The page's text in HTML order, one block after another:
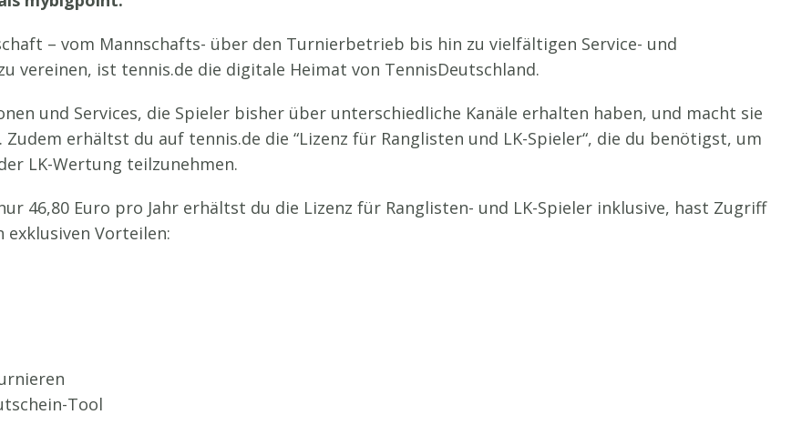
– vom Mannschafts- über den Turnierbetrieb bis hin zu vielfältigen Service- und
vereinen, ist tennis.de die digitale Heimat von TennisDeutschland.
und Services, die Spieler bisher über unterschiedliche Kanäle erhalten haben, und macht sie
erhältst du auf tennis.de die “Lizenz für Ranglisten und LK-Spieler“, die du benötigst, um
LK-Wertung teilzunehmen.
46,80 Euro pro Jahr erhältst du die Lizenz für Ranglisten- und LK-Spieler inklusive, hast Zugriff
Vorteilen:
Tool